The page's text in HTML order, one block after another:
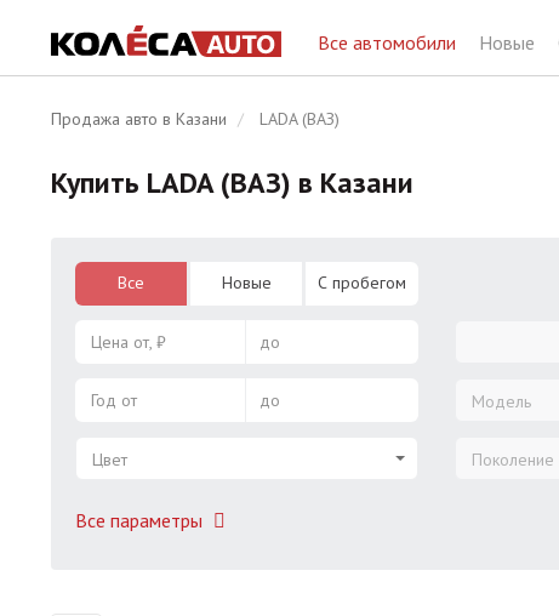
Все автомобили Новые
Продажа авто в Казани LADA (ВАЗ)
Купить LADA (ВАЗ) в Казани
Все Новые С пробегом
Цена от, ₽ до
Год от до
Цвет
Все параметры
Модель
Поколение